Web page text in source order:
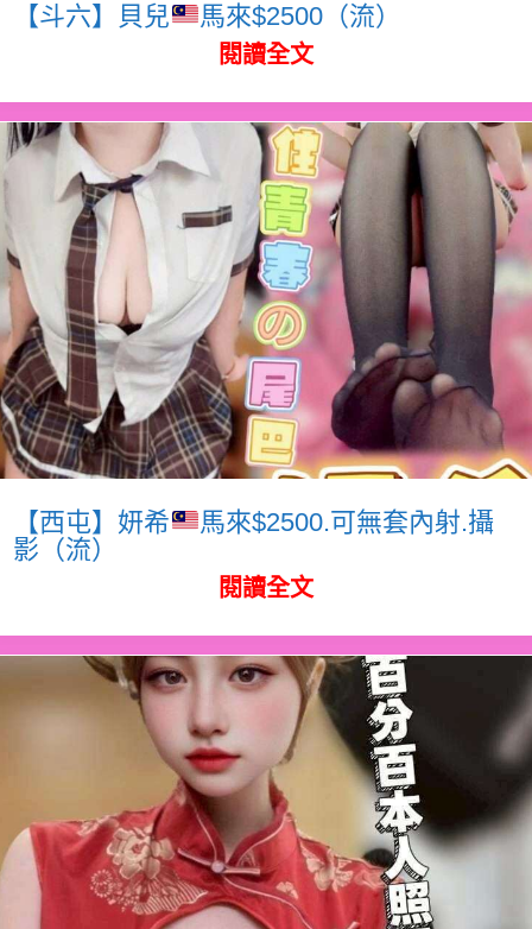
【斗六】貝兒 馬來$2500（流）
閱讀全文
【西屯】妍希
馬來$2500.可無套內射.攝
影（流）
閱讀全文